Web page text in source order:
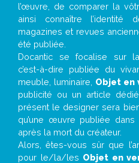
l’œuvre, de comparer la
ainsi connaître l’identité
magazines et revues
été publiée.
Docantic se focalise sur la
c’est-à-dire publiée du
meuble, luminaire, Objet en
publicité ou un article
présent le designer sera
qu’une œuvre publiée
après la mort du créateur.
Alors, êtes-vous sûr que
pour le/la/les Objet en